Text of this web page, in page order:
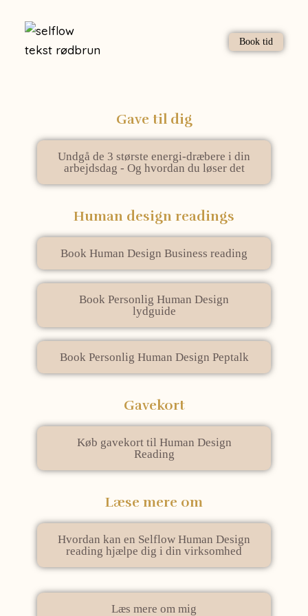
Book tid
Gave til dig
Undgå de 3 største energi-dræbere i din
arbejdsdag - Og hvordan du løser det
Human design readings
Book Human Design Business reading
Book Personlig Human Design
lydguide
Book Personlig Human Design Peptalk
Gavekort
Køb gavekort til Human Design
Reading
Læse mere om
Hvordan kan en Selflow Human Design
reading hjælpe dig i din virksomhed
Læs mere om mig